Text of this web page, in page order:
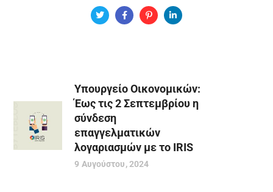
Υπουργείο Οικονομικών:
Έως τις 2 Σεπτεμβρίου η
σύνδεση
επαγγελματικών
λογαριασμών με το IRIS
9 Αυγούστου, 2024